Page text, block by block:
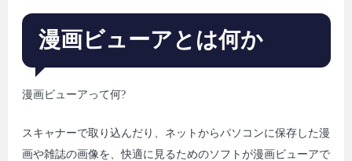
漫画ビューアとは何か
漫画ビューアって何?
スキャナーで取り込んだり、ネットからパソコンに保存した漫
画や雑誌の画像を、快適に見るためのソフトが漫画ビューアで